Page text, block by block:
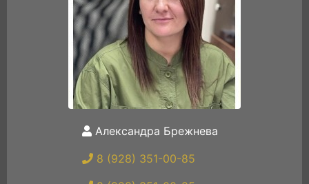
Александра Брежнева
8 (928) 351-00-85